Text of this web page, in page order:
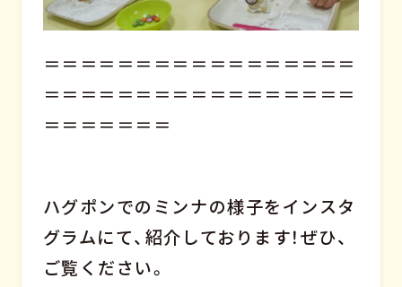
＝＝＝＝＝＝＝＝＝＝＝＝＝＝＝＝＝
＝＝＝＝＝＝＝＝＝＝＝＝＝＝＝＝＝
＝＝＝＝＝＝＝
ハグポンでのミンナの様子をインスタ
グラムにて、紹介しております！ぜひ、
ご覧ください。